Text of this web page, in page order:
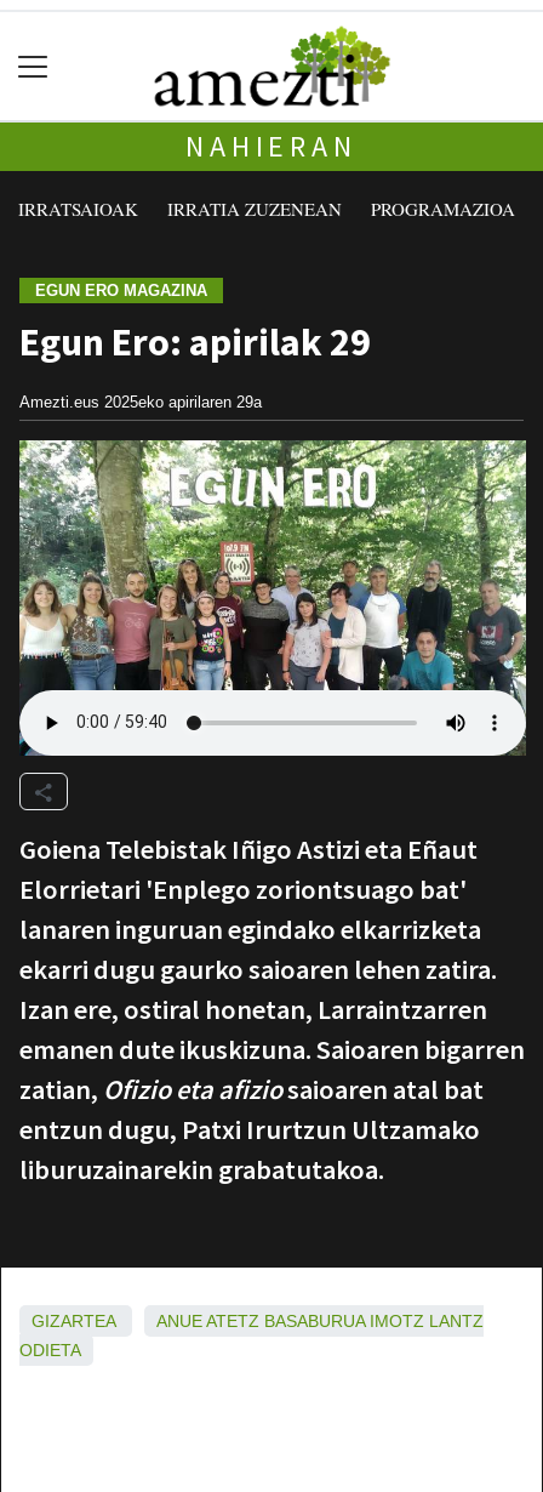
NAHIERAN
IRRATSAIOAK IRRATIA ZUZENEAN PROGRAMAZIOA
EGUN ERO MAGAZINA
Egun Ero: apirilak 29
Amezti.eus 2025eko apirilaren 29a
Goiena Telebistak Iñigo Astizi eta Eñaut
Elorrietari 'Enplego zoriontsuago bat'
lanaren inguruan egindako elkarrizketa
ekarri dugu gaurko saioaren lehen zatira.
Izan ere, ostiral honetan, Larraintzarren
emanen dute ikuskizuna. Saioaren bigarren
zatian, Ofizio eta afiziosaioaren atal bat
entzun dugu, Patxi Irurtzun Ultzamako
liburuzainarekin grabatutakoa.
GIZARTEA ANUEATETZ BASABURUA IMOTZ LANTZ
ODIETA